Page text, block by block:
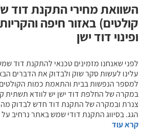
השוואת מחירי התקנת דוד
קולטים) באזור חיפה
ופינוי דוד ישן
לפני שאנחנו מזמינים טכנאי להתקנת דוד
עלינו לעשות סקר שוק ולבדוק את הדברים
למספר הנפשות בבית והתאמת כמות הקולטים
במקרה של החלפת דוד ישן יש לוודא תשתית
צנרת ובמקרה של התקנת דוד חדש לבדוק
הגג. בסיווג התקנת דודי שמש באתר נרחיב על
קרא עוד